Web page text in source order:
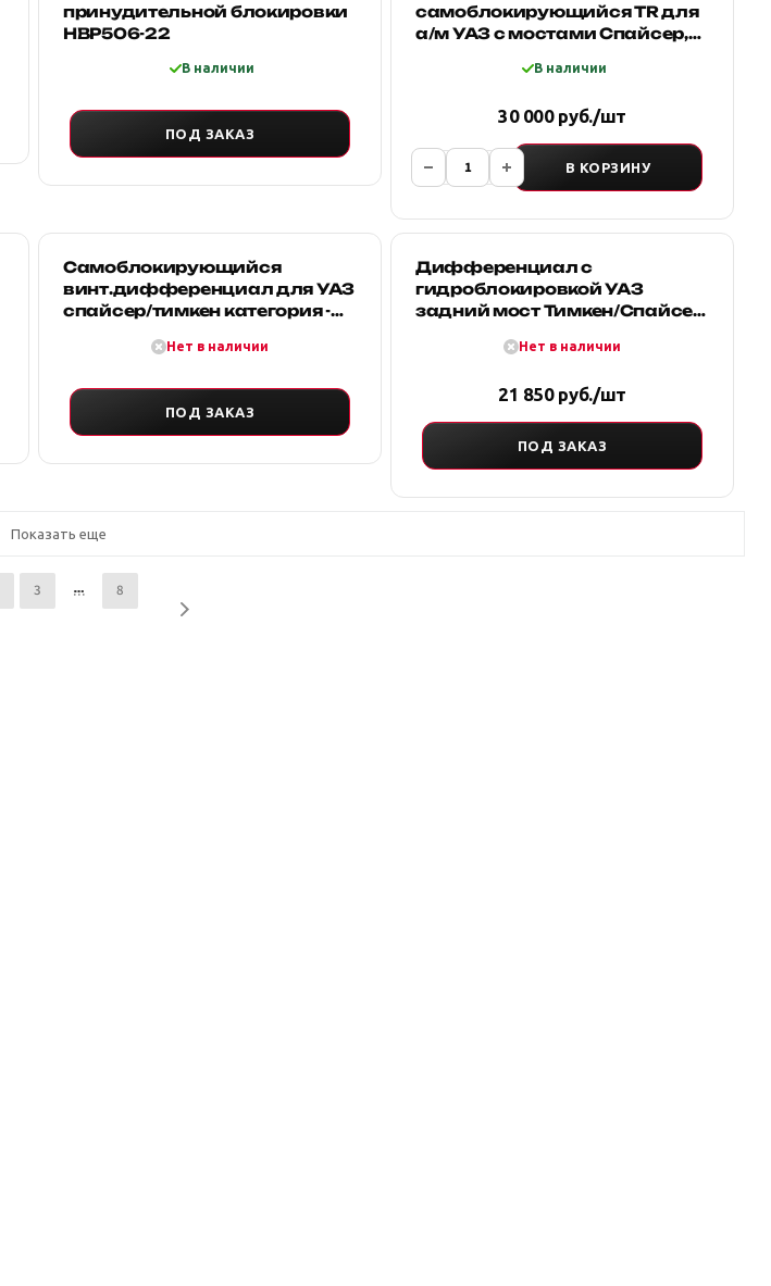
принудительной блокировки
HBP506-22
В наличии
ПОД ЗАКАЗ
самоблокирующийся TR для
а/м УАЗ c мостами Спайсер,
В наличии
30 000 руб./шт
В КОРЗИНУ
Самоблокирующийся
винт.дифференциал для УАЗ
спайсер/тимкен категория -
Нет в наличии
ПОД ЗАКАЗ
Дифференциал с
гидроблокировкой УАЗ
задний мост Тимкен/Спайсер
(Тольятти) Нет в наличии
21 850 руб./шт
ПОД ЗАКАЗ
Показать еще
3 8